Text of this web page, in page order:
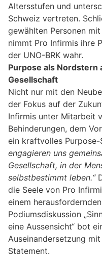
Altersstufen und
Schweiz vertreten.
gewählten Personen
nimmt Pro Infirmis ihre
der UNO-BRK wahr.
Purpose als Nordstern
Gesellschaft
Nicht nur mit den
der Fokus auf der
Infirmis unter Mitarbeit
Behinderungen, dem
ein kraftvolles
engagieren uns
Gesellschaft, in der
selbstbestimmt leben.“
die Seele von Pro
einem
Podiumsdiskussion
eine Aussensicht“ bot
Auseinandersetzung
Statement.